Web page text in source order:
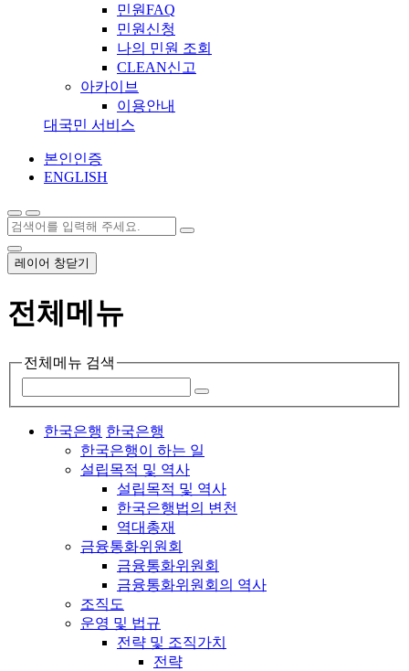
민원FAQ
민원신청
나의 민원 조회
CLEAN신고
아카이브
이용안내
대국민 서비스
본인인증
ENGLISH
레이어 창닫기
전체메뉴
전체메뉴 검색
한국은행 한국은행
한국은행이 하는 일
설립목적 및 역사
설립목적 및 역사
한국은행법의 변천
역대총재
금융통화위원회
금융통화위원회
금융통화위원회의 역사
조직도
운영 및 법규
전략 및 조직가치
전략